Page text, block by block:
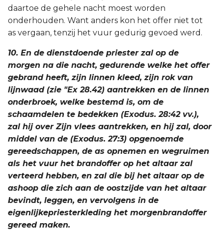
daartoe de gehele nacht moest worden
onderhouden. Want anders kon het offer niet tot
as vergaan, tenzij het vuur gedurig gevoed werd.
10. En de dienstdoende priester zal op de
morgen na die nacht, gedurende welke het offer
gebrand heeft, zijn linnen kleed, zijn rok van
lijnwaad (zie "Ex 28.42) aantrekken en de linnen
onderbroek, welke bestemd is, om de
schaamdelen te bedekken (Exodus. 28:42 vv.),
zal hij over Zijn vlees aantrekken, en hij zal, door
middel van de (Exodus. 27:3) opgenoemde
gereedschappen, de as opnemen en wegruimen
als het vuur het brandoffer op het altaar zal
verteerd hebben, en zal die bij het altaar op de
ashoop die zich aan de oostzijde van het altaar
bevindt, leggen, en vervolgens in de
eigenlijkepriesterkleding het morgenbrandoffer
gereed maken.